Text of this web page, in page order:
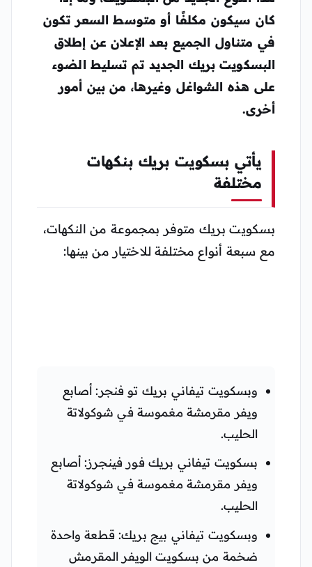
كان سيكون مكلفًا أو متوسط ​​السعر تكون
في متناول الجميع بعد الإعلان عن إطلاق
البسكويت بريك الجديد تم تسليط الضوء
على هذه الشواغل وغيرها، من بين أمور
أخرى.
يأتي بسكويت بريك بنكهات
مختلفة
بسكويت بريك متوفر بمجموعة من النكهات،
مع سبعة أنواع مختلفة للاختيار من بينها:
وبسكويت تيفاني بريك تو فنجر: أصابع
ويفر مقرمشة مغموسة في شوكولاتة
الحليب.
بسكويت تيفاني بريك فور فينجرز: أصابع
ويفر مقرمشة مغموسة في شوكولاتة
الحليب.
وبسكويت تيفاني بيج بريك: قطعة واحدة
ضخمة من بسكويت الويفر المقرمش